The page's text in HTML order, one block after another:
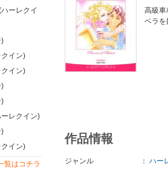
ーレクイ
)
イン)
イン)
)
)
レクイン)
)
イン)
覧はコチラ
高級車
ベラを
作品情報
ジャンル ： ハー